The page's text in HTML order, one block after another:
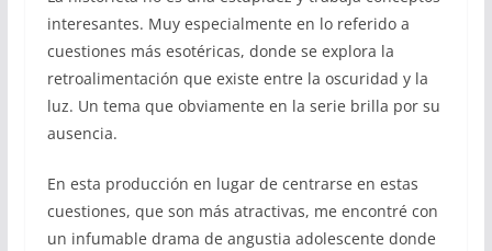
interesantes. Muy especialmente en lo referido a
cuestiones más esotéricas, donde se explora la
retroalimentación que existe entre la oscuridad y la
luz. Un tema que obviamente en la serie brilla por su
ausencia.
En esta producción en lugar de centrarse en estas
cuestiones, que son más atractivas, me encontré con
un infumable drama de angustia adolescente donde